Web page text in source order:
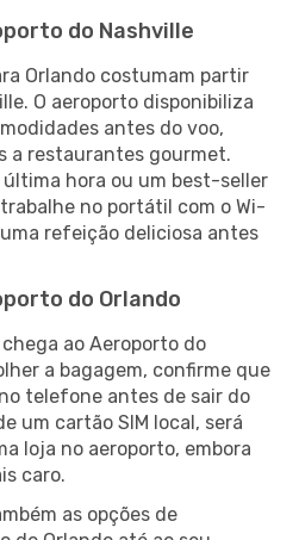
do Nashville
Orlando costumam partir
O aeroporto disponibiliza
antes do voo,
a restaurantes gourmet.
última hora ou um best-seller
no portátil com o Wi-
refeição deliciosa antes
do Orlando
ao Aeroporto do
a bagagem, confirme que
telefone antes de sair do
um cartão SIM local, será
loja no aeroporto, embora
caro.
as opções de